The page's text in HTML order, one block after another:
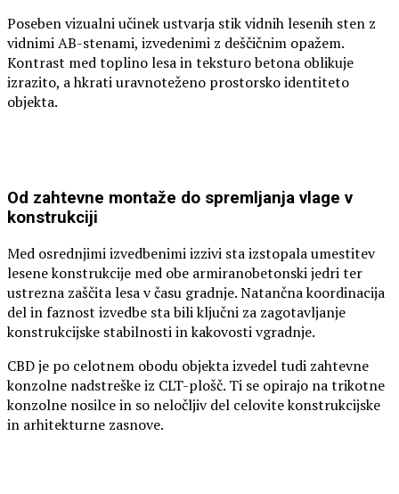
Poseben vizualni učinek ustvarja stik vidnih lesenih sten z
vidnimi AB-stenami, izvedenimi z deščičnim opažem.
Kontrast med toplino lesa in teksturo betona oblikuje
izrazito, a hkrati uravnoteženo prostorsko identiteto
objekta.
Od zahtevne montaže do spremljanja vlage v
konstrukciji
Med osrednjimi izvedbenimi izzivi sta izstopala umestitev
lesene konstrukcije med obe armiranobetonski jedri ter
ustrezna zaščita lesa v času gradnje. Natančna koordinacija
del in faznost izvedbe sta bili ključni za zagotavljanje
konstrukcijske stabilnosti in kakovosti vgradnje.
CBD je po celotnem obodu objekta izvedel tudi zahtevne
konzolne nadstreške iz CLT-plošč. Ti se opirajo na trikotne
konzolne nosilce in so neločljiv del celovite konstrukcijske
in arhitekturne zasnove.